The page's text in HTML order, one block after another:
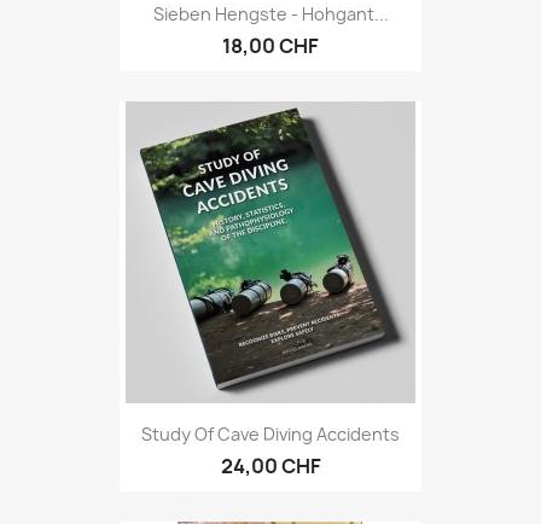
Sieben Hengste - Hohgant...
18,00 CHF
Study Of Cave Diving Accidents
24,00 CHF